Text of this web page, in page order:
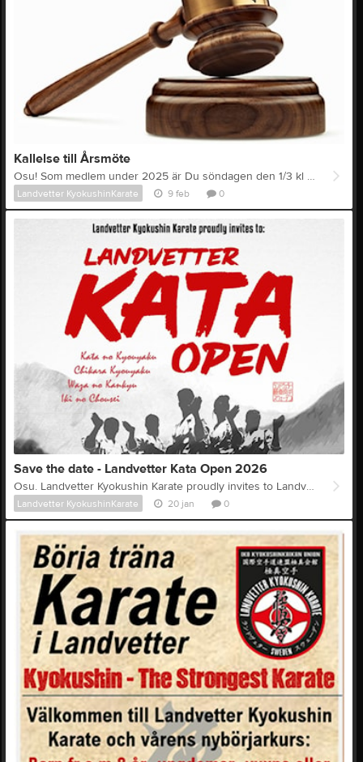
Kallelse till Årsmöte
Osu! Som medlem under 2025 är Du söndagen den 1/3 kl 10.00 varmt välkommen till Landvetter Kyokushin Karates årsmöte. Plats är vår Dojo på Magasinsvägen 9 i Landvetter. Eventuella motioner och förslag skall vara styrelsen tillhanda senast 15/2. Självklart bjuder klubben på fika. Välkommen Styrelsen
Landvetter KyokushinKarate 9 feb 0
Save the date - Landvetter Kata Open 2026
Osu. Landvetter Kyokushin Karate proudly invites to Landvetter Kata Open. A Kyokushin Kata tournament open for all organisations. Date: 14th November 2026. Arena: Pinntorpshallen, Landvetter All information and registration starts 1st August via www.smoothcomp.com Save the date already now. For registration and info use this link: Landvetter Kata Open 2026
Landvetter KyokushinKarate 20 jan 0